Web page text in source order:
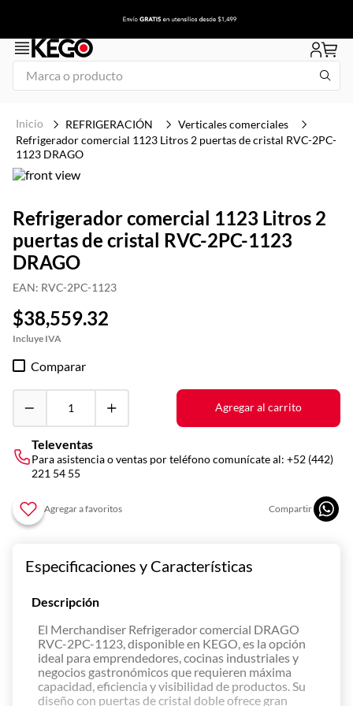
Marca o producto
REFRIGERACIÓN
Verticales comerciales
Refrigerador comercial 1123 Litros 2 puertas de cristal RVC-2PC-
1123 DRAGO
Refrigerador comercial 1123 Litros 2
puertas de cristal RVC-2PC-1123
DRAGO
EAN: RVC-2PC-1123
$38,559.32
Comparar
Agregar al carrito
Televentas
Para asistencia o ventas por teléfono comunícate al: +52 (442)
221 54 55
Especificaciones y Características
Descripción
El Merchandiser Refrigerador comercial DRAGO
RVC-2PC-1123, disponible en KEGO, es la opción
ideal para emprendedores, cocinas industriales y
negocios gastronómicos que requieren máxima
capacidad, eficiencia y visibilidad de productos. Su
diseño con puertas de cristal doble ofrece gran
2.
congelador
3
5.
mesa refrigerada
6.
icehaus
.
asador
10 .